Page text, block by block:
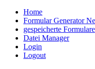
Home
Formular Generator
gespeicherte Formulare
Datei Manager
Login
Logout